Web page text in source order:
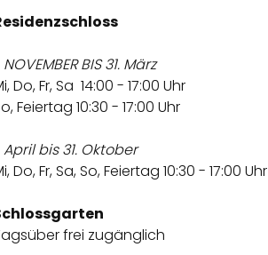
NOVEMBER BIS 31. März
Do, Fr, Sa 14:00 - 17:00 Uhr
Feiertag 10:30 - 17:00 Uhr
April bis 31. Oktober
Do, Fr, Sa, So, Feiertag 10:30 - 17:00 Uhr
frei zugänglich